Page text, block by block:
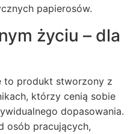
papierosów.
życiu – dla
to produkt stworzony z
którzy cenią sobie
dopasowania.
osób pracujących,